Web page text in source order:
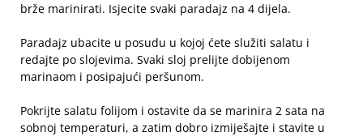
brže marinirati. Isjecite svaki paradajz na 4 dijela.
Paradajz ubacite u posudu u kojoj ćete služiti salatu i
redajte po slojevima. Svaki sloj prelijte dobijenom
marinaom i posipajući peršunom.
Pokrijte salatu folijom i ostavite da se marinira 2 sata na
sobnoj temperaturi, a zatim dobro izmiješajte i stavite u